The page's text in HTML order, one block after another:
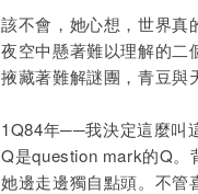
該不會，她心想，世界
夜空中懸著難以理解的二
掖藏著難解謎團，青豆與
1Q84年──我決定這麼叫
Q是question mark的Q。
她邊走邊獨自點頭。不管